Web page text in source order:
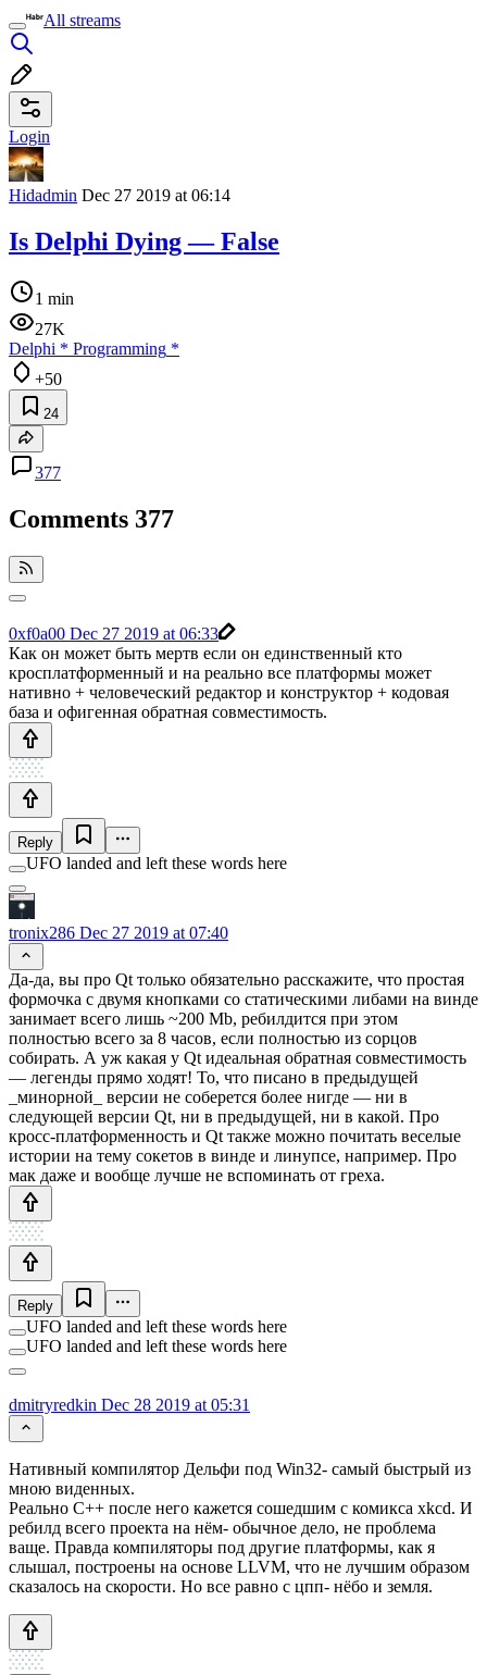
All streams
Login
Hidadmin Dec 27 2019 at 06:14
Is Delphi Dying — False
1 min
27K
Delphi * Programming *
+50
24
377
Comments 377
0xf0a00 Dec 27 2019 at 06:33
Как он может быть мертв если он единственный кто
кросплатформенный и на реально все платформы может
нативно + человеческий редактор и конструктор + кодовая
база и офигенная обратная совместимость.
Reply
UFO landed and left these words here
tronix286 Dec 27 2019 at 07:40
Да-да, вы про Qt только обязательно расскажите, что простая
формочка с двумя кнопками со статическими либами на винде
занимает всего лишь ~200 Mb, ребилдится при этом
полностью всего за 8 часов, если полностью из сорцов
собирать. А уж какая у Qt идеальная обратная совместимость
— легенды прямо ходят! То, что писано в предыдущей
_минорной_ версии не соберется более нигде — ни в
следующей версии Qt, ни в предыдущей, ни в какой. Про
кросс-платформенность и Qt также можно почитать веселые
истории на тему сокетов в винде и линупсе, например. Про
мак даже и вообще лучше не вспоминать от греха.
Reply
UFO landed and left these words here
UFO landed and left these words here
dmitryredkin Dec 28 2019 at 05:31
Нативный компилятор Дельфи под Win32- самый быстрый из
мною виденных.
Реально С++ после него кажется сошедшим с комикса xkcd. И
ребилд всего проекта на нём- обычное дело, не проблема
ваще. Правда компиляторы под другие платформы, как я
слышал, построены на основе LLVM, что не лучшим образом
сказалось на скорости. Но все равно с цпп- нёбо и земля.